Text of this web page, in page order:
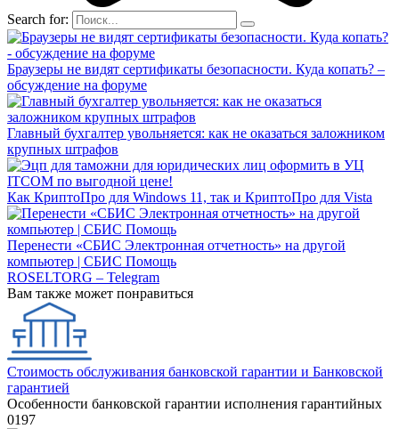
Search for:
Браузеры не видят сертификаты безопасности. Куда копать? –
обсуждение на форуме
Главный бухгалтер увольняется: как не оказаться заложником
крупных штрафов
Как КриптоПро для Windows 11, так и КриптоПро для Vista
Перенести «СБИС Электронная отчетность» на другой
компьютер | СБИС Помощь
ROSELTORG – Telegram
Вам также может понравиться
Стоимость обслуживания банковской гарантии и Банковской
гарантией
Особенности банковской гарантии исполнения гарантийных
0197